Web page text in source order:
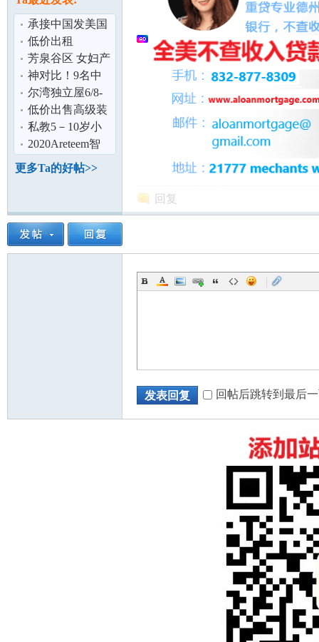
论
承接中国发美国
一般贸易、口
罩、个人包裹等
低价出租
SL450$2500/月,
含全保
芳泉谷区 女妇产
科医生
神对比！9名中
国留学生入境美
国离奇被拒！
尔湾独立屋6/8-
8/15优惠出租
低价出售高级装
修按摩院
私教5－10岁小
孩 油画启蒙 丙烯
画启蒙 （Ir
2020Areteem智
慧星球STEAM夏
令营 乐学趣玩
更多Ta的好帖>>
回复
|
发表回复 回帖后跳转到最后